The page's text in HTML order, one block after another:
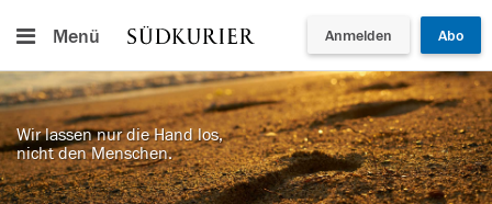
Menü Anmelden Abo
Wir lassen nur die Hand los,
nicht den Menschen.